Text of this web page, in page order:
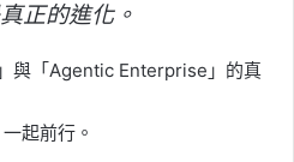
正的進化。
與「Agentic Enterprise」的真
起前行。